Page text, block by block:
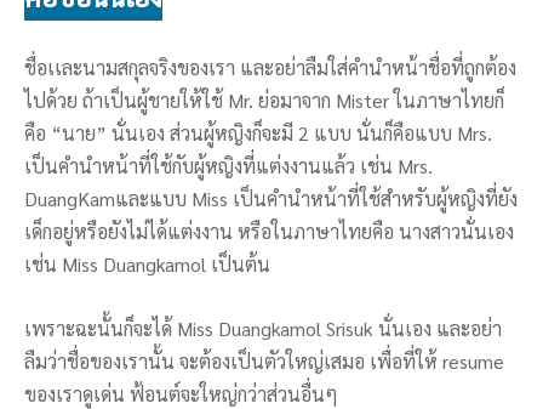
ชื่อเเละนามสกุลจริงของเรา และอย่าลืมใส่คำนำหน้าชื่อที่ถูกต้อง
ไปด้วย ถ้าเป็นผู้ชายให้ใช้ Mr. ย่อมาจาก Mister ในภาษาไทยก็
คือ “นาย” นั่นเอง ส่วนผู้หญิงก็จะมี 2 แบบ นั่นก็คือแบบ Mrs.
เป็นคำนำหน้าที่ใช้กับผู้หญิงที่แต่งงานแล้ว เช่น Mrs.
DuangKamและแบบ Miss เป็นคำนำหน้าที่ใช้สำหรับผู้หญิงที่ยัง
เด็กอยู่หรือยังไม่ได้แต่งงาน หรือในภาษาไทยคือ นางสาวนั่นเอง
เช่น Miss Duangkamol เป็นต้น
เพราะฉะนั้นก็จะได้ Miss Duangkamol Srisuk นั่นเอง และอย่า
ลืมว่าชื่อของเรานั้น จะต้องเป็นตัวใหญ่เสมอ เพื่อที่ให้ resume
ของเราดูเด่น ฟ้อนต์จะใหญ่กว่าส่วนอื่นๆ